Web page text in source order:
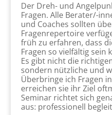
Der Dreh- und
Fragen. Alle Berater/-
und Coaches sollten
Fragenrepertoire
früh zu erfahren, dass
Fragen so vielfältig sein
Es gibt nicht die
sondern nützliche und
Überbringe ich Fragen
erreichen sie ihr Ziel
Seminar richtet sich
aus: professionell